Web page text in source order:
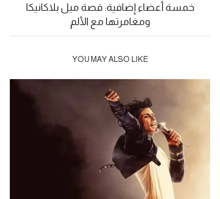
خمسة أعضاء إضافية: قصة ميل بلاكانيكا
ومغامرتها مع الألم
YOU MAY ALSO LIKE